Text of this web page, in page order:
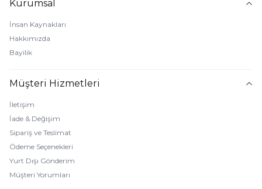
Kurumsal
İnsan Kaynakları
Hakkımızda
Bayilik
Müşteri Hizmetleri
İletişim
İade & Değişim
Sipariş ve Teslimat
Ödeme Seçenekleri
Yurt Dışı Gönderim
Müşteri Yorumları